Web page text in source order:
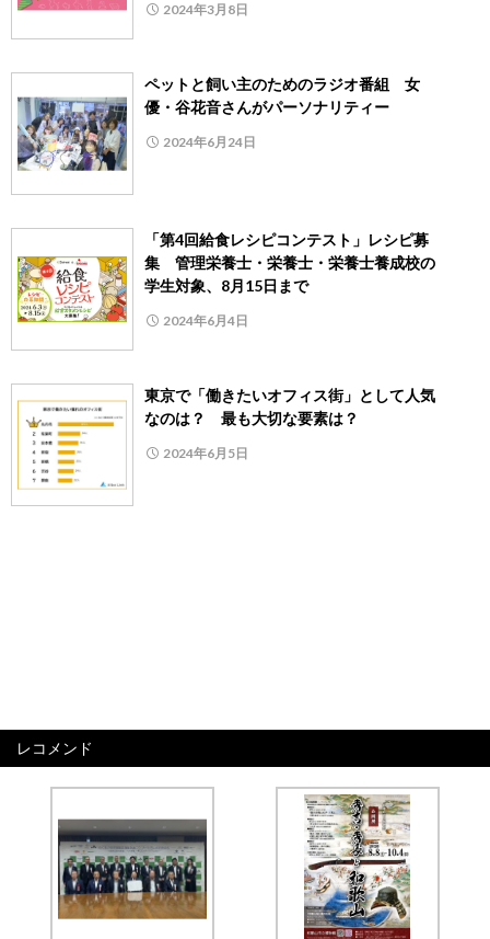
2024年3月8日
ペットと飼い主のためのラジオ番組 女
優・谷花音さんがパーソナリティー
2024年6月24日
「第4回給食レシピコンテスト」レシピ募
集 管理栄養士・栄養士・栄養士養成校の
学生対象、8月15日まで
2024年6月4日
東京で「働きたいオフィス街」として人気
なのは？ 最も大切な要素は？
2024年6月5日
レコメンド